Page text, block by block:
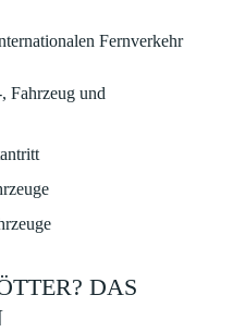
Fernverkehr
Fahrzeug und
DAS